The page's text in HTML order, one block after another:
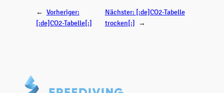
← Vorheriger:
[:de]CO2-Tabelle[:]
Nächster: [:de]CO2-Tabelle
trocken[:] →